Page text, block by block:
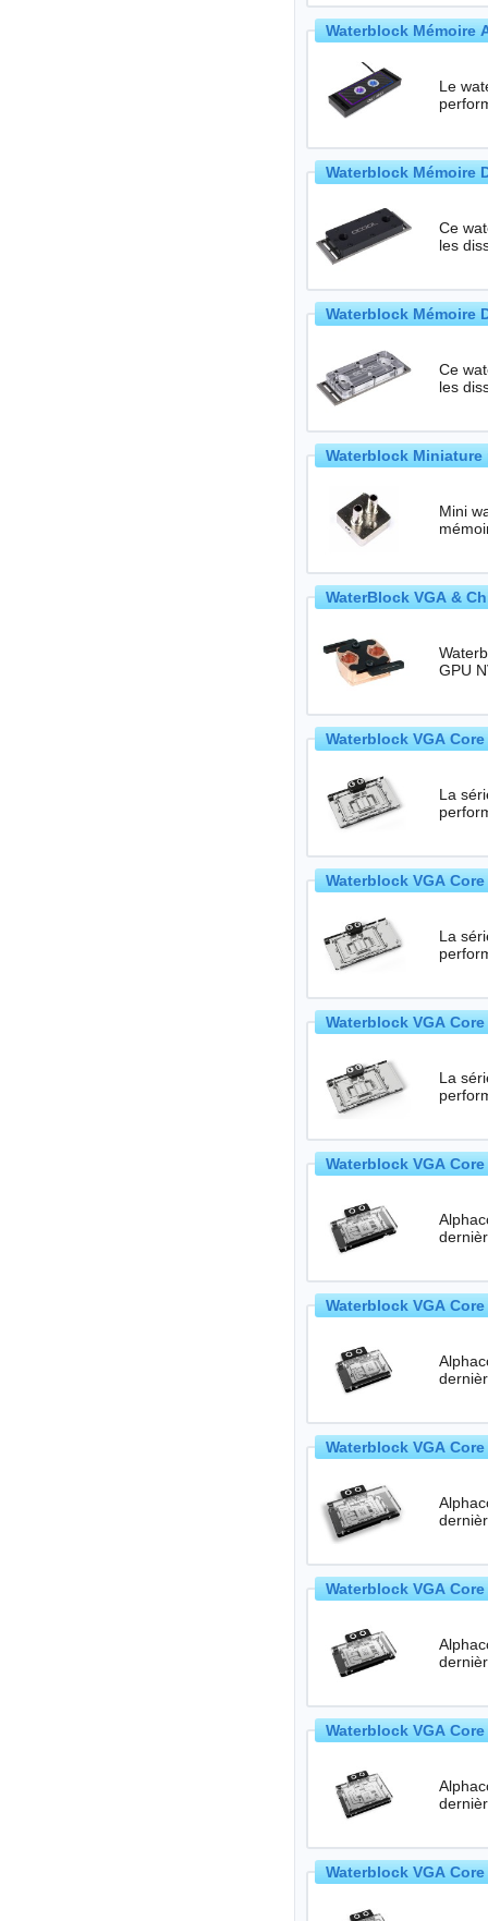
Waterblock Mémoire
Le
Waterblock Mémoire
Ce
les
Waterblock Mémoire
Ce
les
Waterblock
Mini
WaterBlock VGA &
Waterblock VGA
La
Waterblock VGA
La
Waterblock VGA
La
Waterblock VGA
Waterblock VGA
Waterblock VGA
Waterblock VGA
Waterblock VGA
Waterblock VGA